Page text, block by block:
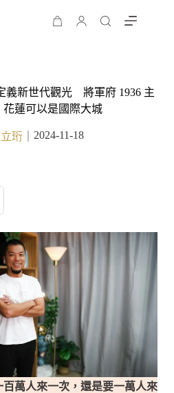
義新世代觀光 將軍府 1936 主
花蓮可以是國際大城
珩｜ 2024-11-18
萬人來一次，還是要一萬人來